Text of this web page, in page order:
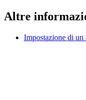
Altre
Impostazione di un